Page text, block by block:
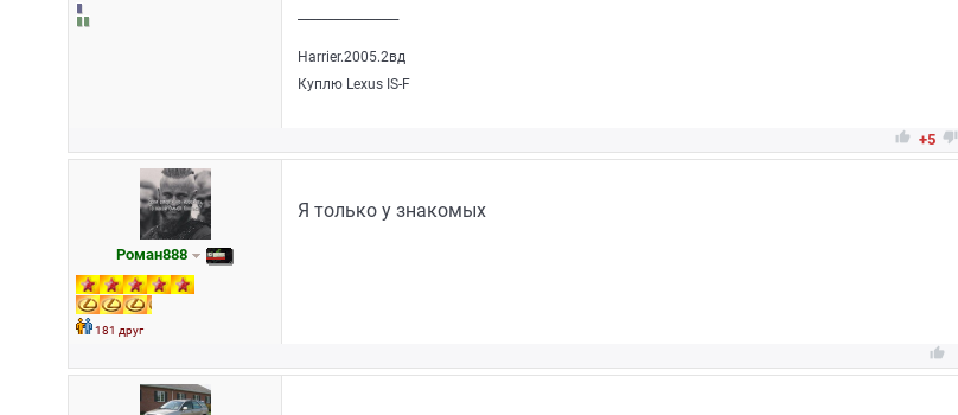
Harrier.2005.2вд
Куплю Lexus IS-F
 +5 
Роман888
181 друг
Я только у знакомых
